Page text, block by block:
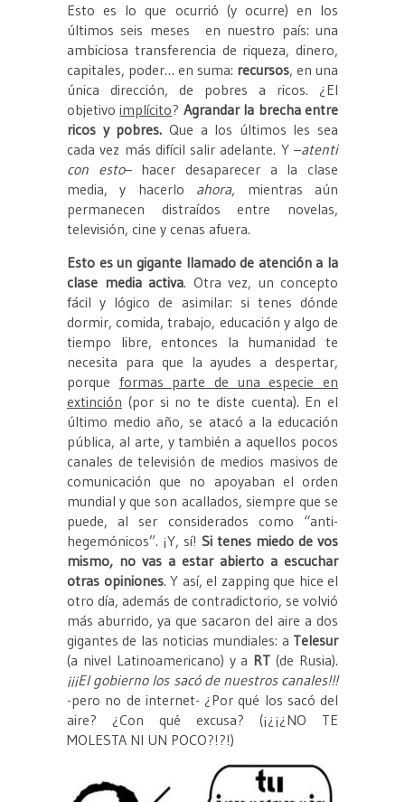
Esto es lo que ocurrió (y ocurre) en los
últimos seis meses en nuestro país: una
ambiciosa transferencia de riqueza, dinero,
capitales, poder… en suma: recursos, en una
única dirección, de pobres a ricos. ¿El
objetivoimplícito? Agrandar la brecha entre
ricos y pobres. Que a los últimos les sea
cada vez más difícil salir adelante. Y –atenti
con esto– hacer desaparecer a la clase
media, y hacerlo ahora, mientras aún
permanecen distraídos entre novelas,
televisión, cine y cenas afuera.
Esto es un gigante llamado de atención a la
clase media activa. Otra vez, un concepto
fácil y lógico de asimilar: si tenes dónde
dormir, comida, trabajo, educación y algo de
tiempo libre, entonces la humanidad te
necesita para que la ayudes a despertar,
porque formas parte de una especie en
extinción (por si no te diste cuenta). En el
último medio año, se atacó a la educación
pública, al arte, y también a aquellos pocos
canales de televisión de medios masivos de
comunicación que no apoyaban el orden
mundial y que son acallados, siempre que se
puede, al ser considerados como “anti-
hegemónicos”. ¡Y, sí! Si tenes miedo de vos
mismo, no vas a estar abierto a escuchar
otras opiniones. Y así, el zapping que hice el
otro día, además de contradictorio, se volvió
más aburrido, ya que sacaron del aire a dos
gigantes de las noticias mundiales: a Telesur
(a nivel Latinoamericano) y a RT (de Rusia).
¡¡¡El gobierno los sacó de nuestros canales!!!
-pero no de internet- ¿Por qué los sacó del
aire? ¿Con qué excusa? (¡¿¡¿NO TE
MOLESTA NI UN POCO?!?!)